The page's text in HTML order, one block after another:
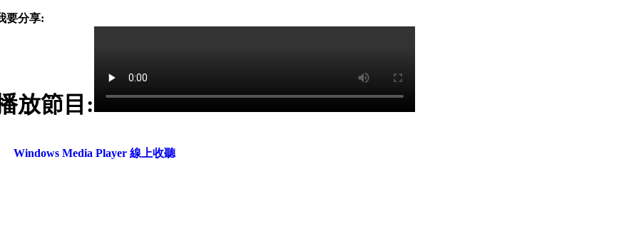
要分享:
放節目:
Windows Media Player 線上收聽